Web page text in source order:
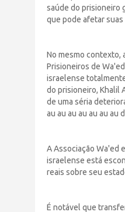
saúde do prisioneiro
que pode afetar
No mesmo contexto,
Prisioneiros de
israelense
do prisioneiro, Khalil
de uma séria
au au au au au au au
A Associação Wa'ed
israelense está
reais sobre seu
É notável que